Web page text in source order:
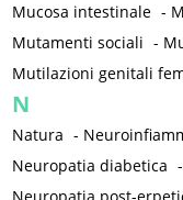
Mucosa intestinale -
Mutamenti sociali -
Mutilazioni genitali
N
Natura -
Neuropatia diabetica -